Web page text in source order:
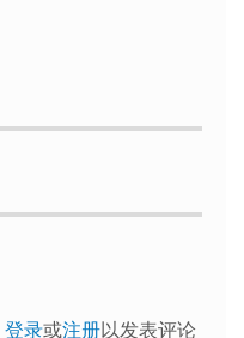
登录或注册以发表评论